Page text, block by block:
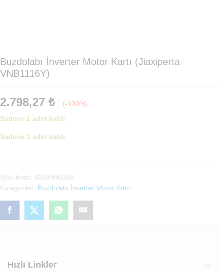
Buzdolabı İnverter Motor Kartı (Jiaxiperta
VNB1116Y)
2.798,27 ₺
(-100%)
Sadece 1 adet kaldı
Sadece 1 adet kaldı
Kartı
(Jiaxiperta
VNB1116Y)
adet
Stok kodu: 9359990388
Kategoriler: Buzdolabı İnverter Motor Kartı
Hızlı Linkler